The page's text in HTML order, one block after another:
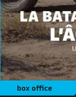
box office